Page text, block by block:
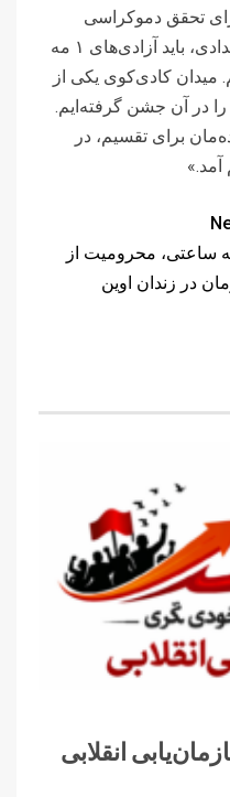
تحقق دموکراسی
واقعی و پایان دادن به رژیم استبدادی، باید آزادی‌های ۱ مه
میدان کادی‌کوی یکی از
است که در گذشته ۱مه را در آن جشن گرفته‌ایم.
برای تقسیم، در
ساعتی، محرومیت از
در زندان اوین
انقلابی